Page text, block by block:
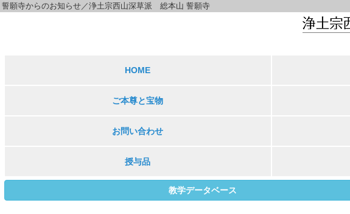
誓願寺からのお知らせ／浄土宗西山深草派 総本山 誓願寺
HOME
ご本尊と宝物
お問い合わせ
授与品
教学データベース